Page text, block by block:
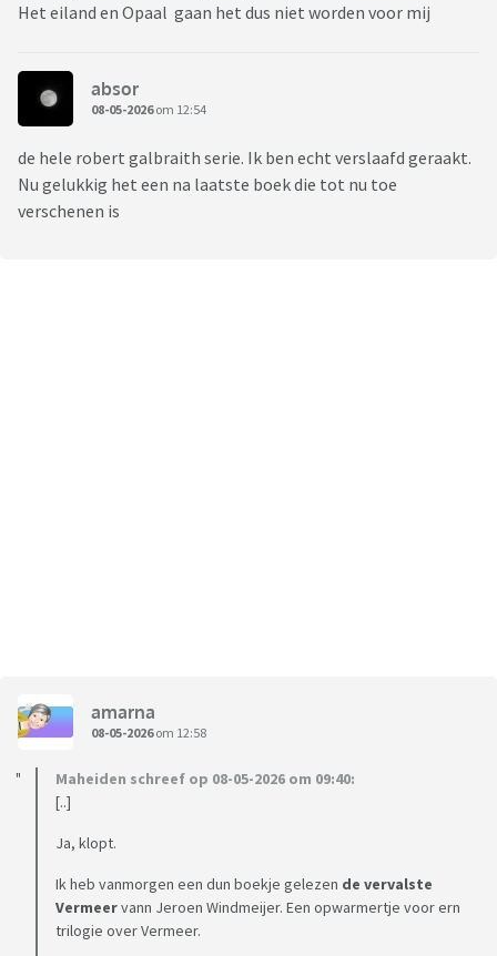
Het eiland en Opaal gaan het dus niet worden voor mij
absor
08-05-2026om 12:54
de hele robert galbraith serie. Ik ben echt verslaafd geraakt.
Nu gelukkig het een na laatste boek die tot nu toe
verschenen is
amarna
08-05-2026om 12:58
Maheiden schreef op 08-05-2026 om 09:40:
[..]
Ja, klopt.
Ik heb vanmorgen een dun boekje gelezen de vervalste
Vermeervann Jeroen Windmeijer. Een opwarmertje voor ern
trilogie over Vermeer.